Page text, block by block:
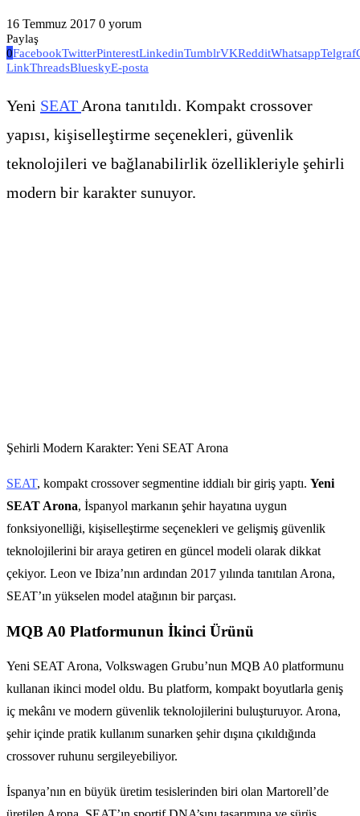
16 Temmuz 2017 0 yorum
Paylaş
0FacebookTwitterPinterestLinkedinTumblrVKRedditWhatsappTelgraf
LinkThreadsBlueskyE-posta
Yeni SEAT Arona tanıtıldı. Kompakt crossover
yapısı, kişiselleştirme seçenekleri, güvenlik
teknolojileri ve bağlanabilirlik özellikleriyle şehirli
modern bir karakter sunuyor.
Şehirli Modern Karakter: Yeni SEAT Arona
SEAT, kompakt crossover segmentine iddialı bir giriş yaptı. Yeni
SEAT Arona, İspanyol markanın şehir hayatına uygun
fonksiyonelliği, kişiselleştirme seçenekleri ve gelişmiş güvenlik
teknolojilerini bir araya getiren en güncel modeli olarak dikkat
çekiyor. Leon ve Ibiza’nın ardından 2017 yılında tanıtılan Arona,
SEAT’ın yükselen model atağının bir parçası.
MQB A0 Platformunun İkinci Ürünü
Yeni SEAT Arona, Volkswagen Grubu’nun MQB A0 platformunu
kullanan ikinci model oldu. Bu platform, kompakt boyutlarla geniş
iç mekânı ve modern güvenlik teknolojilerini buluşturuyor. Arona,
şehir içinde pratik kullanım sunarken şehir dışına çıkıldığında
crossover ruhunu sergileyebiliyor.
İspanya’nın en büyük üretim tesislerinden biri olan Martorell’de